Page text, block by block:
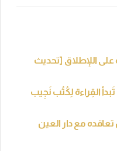
على اللإطلاق [تحديث
القِراءة لِكُتُب نَجِيب
مع دار العين